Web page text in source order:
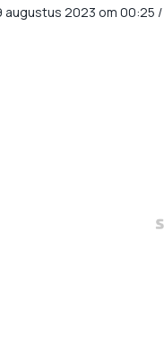
augustus 2023 om 00:25 /